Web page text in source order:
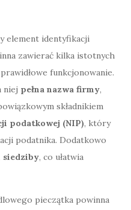
element identyfikacji
zawierać kilka istotnych
funkcjonowanie.
niej pełna nazwa firmy,
składnikiem
podatkowej (NIP), który
podatnika. Dodatkowo
siedziby, co ułatwia
pieczątka powinna